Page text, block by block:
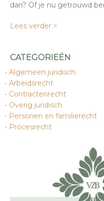
dan? Of je nu getrouwd
Lees verder >
CATEGORIEËN
Algemeen juridisch
Arbeidsrecht
Contractenrecht
Overig juridisch
Personen en familierecht
Procesrecht